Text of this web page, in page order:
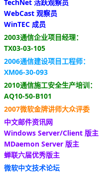
TechNet 活跃观察员
WebCast 观察员
WinTEC 成员
2003通信企业项目经理：
TX03-03-105
2006通信建设项目工程师：
XM06-30-093
2010通信施工安全生产培训：
AQ10-50-B101
2007微软金牌讲师大众评委
中文邮件资讯网
Windows Server/Client 版主
MDaemon Server 版主
蝉联六届优秀版主
微软中文技术论坛